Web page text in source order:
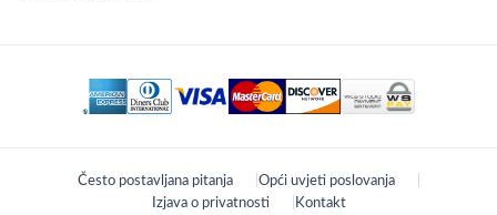
Praćenje narudžbe
01 889 2047
Zagreb, Hrvatska
Često postavljana pitanja
Opći uvjeti poslovanja
Izjava o privatnosti
Kontakt